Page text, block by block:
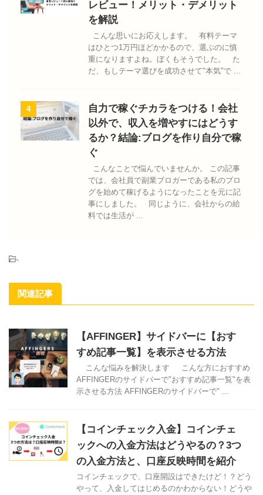
レビュー！メリット・デメリット
を解説
こんな思いにお応えします。 有料テーマ
はひとつ1万円ほどかかるので、選ぶのに慎
重になりますよね。ぼくもそうでした。 た
だ、もしテーマ選びを成功させて"本気"で ...
4
自力で稼ぐチカラをつける！会社
以外で、収入を増やすにはどうす
るか？結論:ブログを作り自分で稼
ぐ
こんなことで悩んでいませんか。 この記事
では、会社員で副業ブロガーである私のブロ
グを始めて稼げるようになったことを元に記
事にしました。 同じように、会社からの給
料では生活が ...
-
関連記事
【AFFINGER】サイドバーに【おす
すめ記事一覧】を表示させる方法
こんな悩みを解決します こんな方におすすめ
AFFINGERのサイドバーで"おすすめ記事一覧"を表
示させる方法 AFFINGERのサイドバーで" ...
【コインチェック入金】コインチェ
ックへの入金方法はどうやるの？3つ
の入金方法と、口座反映時間を紹介
コインチェックで、口座開設はできたけど！？どう
やって、入金してはじめるのかわからない！どうや